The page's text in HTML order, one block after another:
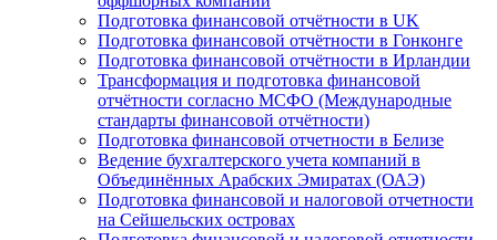
Подготовка финансовой отчётности в UK
Подготовка финансовой отчётности в Гонконге
Подготовка финансовой отчётности в Ирландии
Трансформация и подготовка финансовой
отчётности согласно МСФО (Международные
стандарты финансовой отчётности)
Подготовка финансовой отчетности в Белизе
Ведение бухгалтерского учета компаний в
Объединённых Арабских Эмиратах (ОАЭ)
Подготовка финансовой и налоговой отчетности
на Сейшельских островах